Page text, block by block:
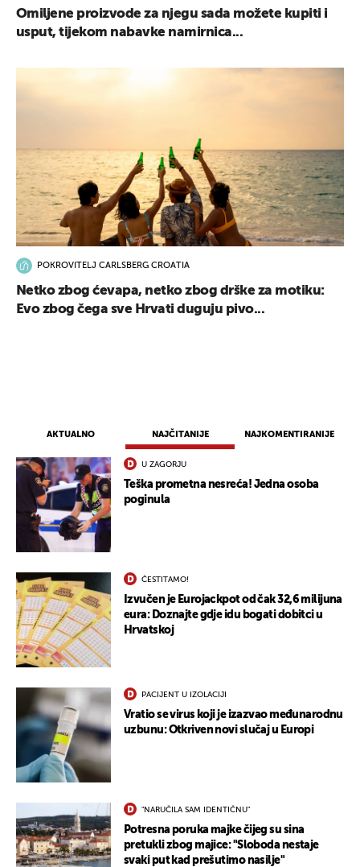
AKTUALNO NAJČITANIJE NAJKOMENTIRANIJE
U ZAGORJU
Teška prometna nesreća! Jedna osoba
poginula
ČESTITAMO!
Izvučen je Eurojackpot od čak 32,6 milijuna
eura: Doznajte gdje idu bogati dobitci u
Hrvatskoj
PACIJENT U IZOLACIJI
Vratio se virus koji je izazvao međunarodnu
uzbunu: Otkriven novi slučaj u Europi
"NARUČILA SAM IDENTIČNU"
Potresna poruka majke čijeg su sina
pretukli zbog majice: "Sloboda nestaje
svaki put kad prešutimo nasilje"
Omiljene proizvode za njegu sada možete kupiti i
usput, tijekom nabavke namirnica...
POKROVITELJ CARLSBERG CROATIA
Netko zbog ćevapa, netko zbog drške za motiku:
Evo zbog čega sve Hrvati duguju pivo...
UKLJUČITE NOTIFIKACIJE